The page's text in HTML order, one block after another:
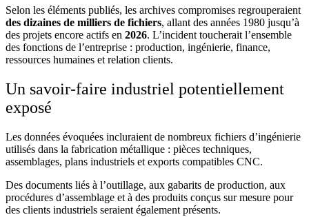
Selon les éléments publiés, les archives compromises regrouperaient
des dizaines de milliers de fichiers, allant des années 1980 jusqu’à
des projets encore actifs en 2026. L’incident toucherait l’ensemble
des fonctions de l’entreprise : production, ingénierie, finance,
ressources humaines et relation clients.
Un savoir-faire industriel potentiellement
exposé
Les données évoquées incluraient de nombreux fichiers d’ingénierie
utilisés dans la fabrication métallique : pièces techniques,
assemblages, plans industriels et exports compatibles CNC.
Des documents liés à l’outillage, aux gabarits de production, aux
procédures d’assemblage et à des produits conçus sur mesure pour
des clients industriels seraient également présents.